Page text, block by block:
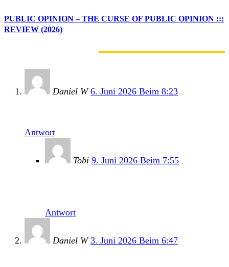
PUBLIC OPINION – THE CURSE OF PUBLIC OPINION :::
REVIEW (2026)
Daniel W 6. Juni 2026 Beim 8:23
Antwort
Tobi 9. Juni 2026 Beim 7:55
Antwort
Daniel W 3. Juni 2026 Beim 6:47